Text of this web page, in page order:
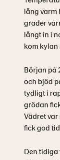
lång varm
grader
långt in i
kom kylan
Början på
och bjöd
tydligt i
grödan
Vädret var
fick god
Den